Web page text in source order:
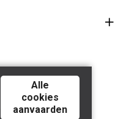
Alle
cookies
aanvaarden